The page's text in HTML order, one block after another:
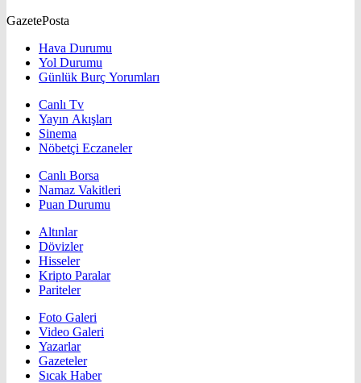
GazetePosta
Hava Durumu
Yol Durumu
Günlük Burç Yorumları
Canlı Tv
Yayın Akışları
Sinema
Nöbetçi Eczaneler
Canlı Borsa
Namaz Vakitleri
Puan Durumu
Altınlar
Dövizler
Hisseler
Kripto Paralar
Pariteler
Foto Galeri
Video Galeri
Yazarlar
Gazeteler
Sıcak Haber